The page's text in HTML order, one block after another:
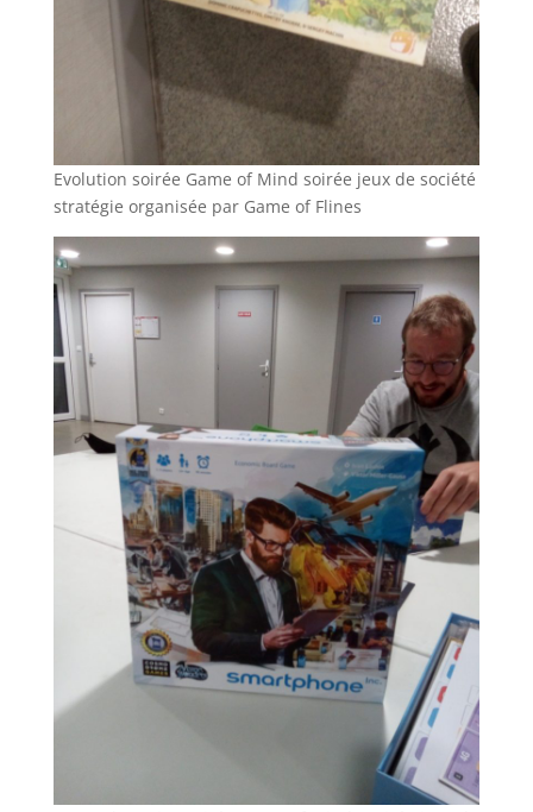
Evolution soirée Game of Mind soirée jeux de société
stratégie organisée par Game of Flines